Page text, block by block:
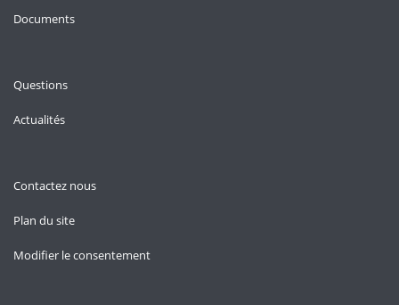
Documents
Questions
Actualités
Contactez nous
Plan du site
Modifier le consentement